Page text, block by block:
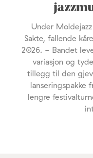
Under
Sakte, fallende
2026. - Bandet
variasjon og
tillegg til den
lanseringspakke
lengre